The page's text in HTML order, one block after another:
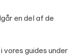
en del af de
vores guides under